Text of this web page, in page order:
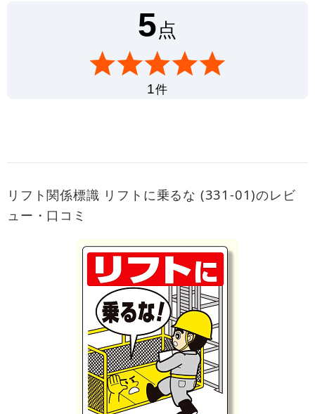
5点
1件
リフト関係標識 リフトに乗るな (331-01)のレビ
ュー・口コミ